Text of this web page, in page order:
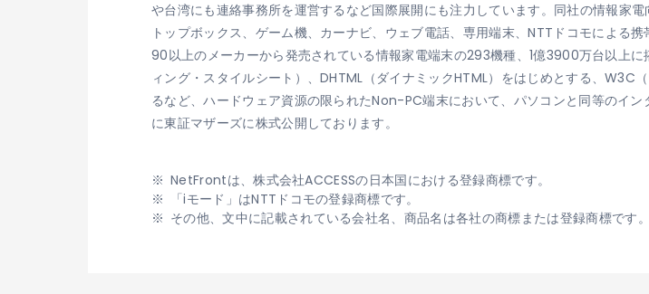
や台湾にも連絡事務所を運営するなど国際展開にも注力しています。同社の情報家
トップボックス、ゲーム機、カーナビ、ウェブ電話、専用端末、NTTドコモによる
90以上のメーカーから発売されている情報家電端末の293機種、1億3900万台以上
ィング・スタイルシート）、DHTML（ダイナミックHTML）をはじめとする、W3C
るなど、ハードウェア資源の限られたNon-PC端末において、パソコンと同等のイ
に東証マザーズに株式公開しております。
NetFrontは、株式会社ACCESSの日本国における登録商標です。
「iモード」はNTTドコモの登録商標です。
その他、文中に記載されている会社名、商品名は各社の商標または登録商標です。